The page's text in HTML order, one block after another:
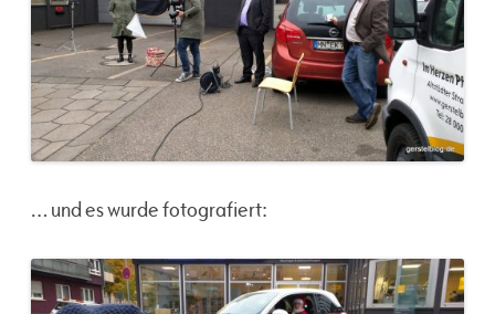
… und es wurde fotografiert: